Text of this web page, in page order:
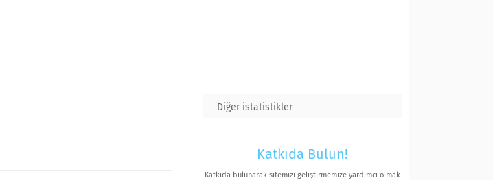
Diğer istatistikler
Katkıda Bulun!
Katkıda bulunarak sitemizi geliştirmemize yardımcı olmak